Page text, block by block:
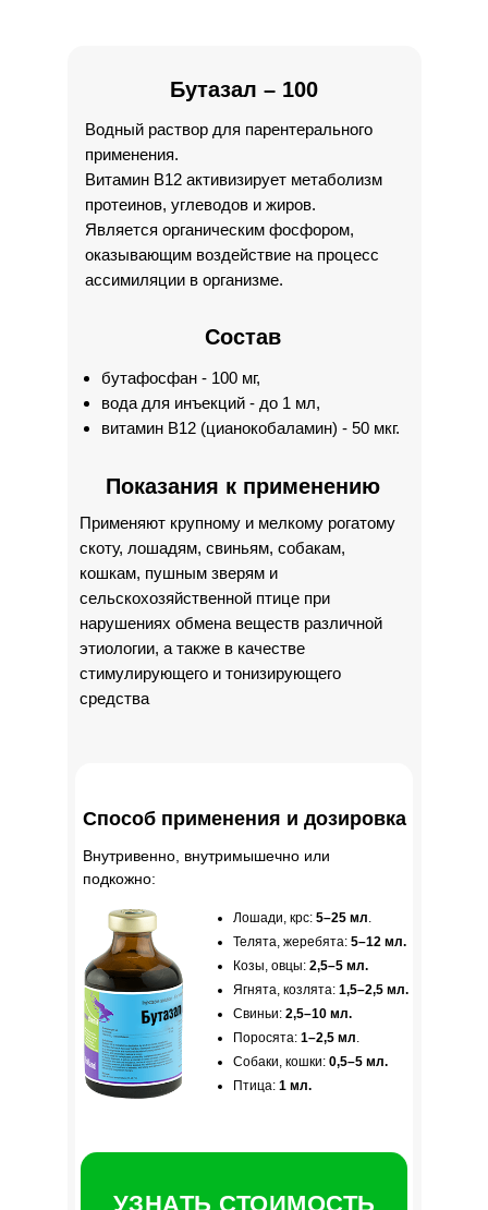
Состав
бутафосфан - 100 мг,
вода для инъекций - до 1 мл,
витамин В12 (цианокобаламин) - 50 мкг.
Показания к применению
Применяют крупному и мелкому рогатому
скоту, лошадям, свиньям, собакам,
кошкам, пушным зверям и
сельскохозяйственной птице при
нарушениях обмена веществ различной
этиологии, а также в качестве
стимулирующего и тонизирующего
средства
Способ применения и дозировка
Лошади, крс: 5–25 мл.
Телята, жеребята: 5–12 мл.
Козы, овцы: 2,5–5 мл.
Ягнята, козлята: 1,5–2,5 мл.
Свиньи: 2,5–10 мл.
Поросята: 1–2,5 мл.
Собаки, кошки: 0,5–5 мл.
Птица: 1 мл.
Бутазал – 100
УЗНАТЬ СТОИМОСТЬ
Водный раствор для парентерального
применения.
Витамин B12 активизирует метаболизм
протеинов, углеводов и жиров.
Является органическим фосфором,
оказывающим воздействие на процесс
ассимиляции в организме.
Внутривенно, внутримышечно или
подкожно: